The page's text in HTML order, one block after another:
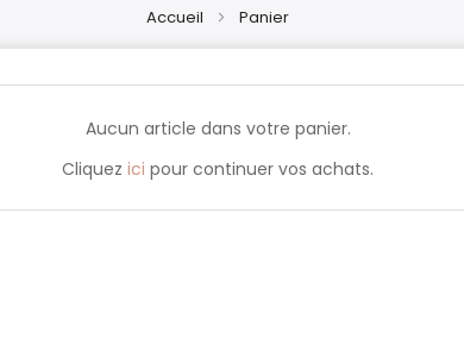
Accueil Panier
Aucun article dans votre panier.
Cliquez ici pour continuer vos achats.